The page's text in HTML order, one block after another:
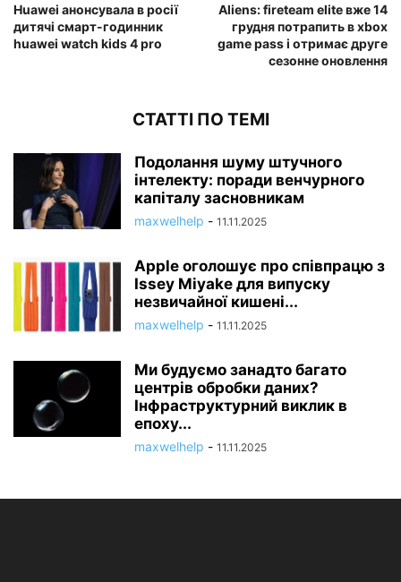
Huawei анонсувала в росії
дитячі смарт-годинник
huawei watch kids 4 pro
Aliens: fireteam elite вже 14
грудня потрапить в xbox
game pass і отримає друге
сезонне оновлення
СТАТТІ ПО ТЕМІ
Подолання шуму штучного
інтелекту: поради венчурного
капіталу засновникам
maxwelhelp - 11.11.2025
Apple оголошує про співпрацю з
Issey Miyake для випуску
незвичайної кишені...
maxwelhelp - 11.11.2025
Ми будуємо занадто багато
центрів обробки даних?
Інфраструктурний виклик в
епоху...
maxwelhelp - 11.11.2025